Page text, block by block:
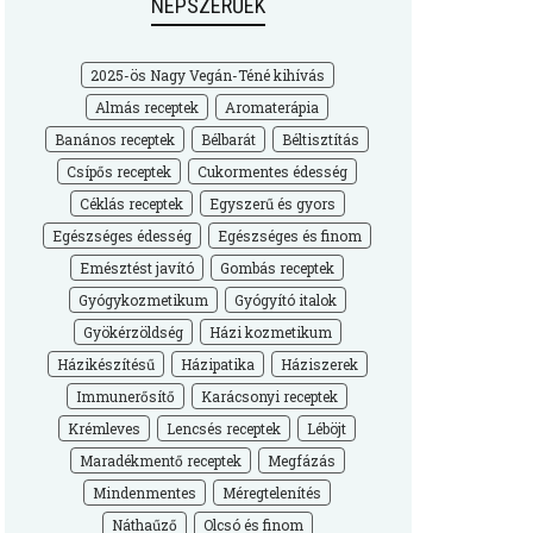
NÉPSZERŰEK
2025-ös Nagy Vegán-Téné kihívás
Almás receptek
Aromaterápia
Banános receptek
Bélbarát
Béltisztítás
Csípős receptek
Cukormentes édesség
Céklás receptek
Egyszerű és gyors
Egészséges édesség
Egészséges és finom
Emésztést javító
Gombás receptek
Gyógykozmetikum
Gyógyító italok
Gyökérzöldség
Házi kozmetikum
Házikészítésű
Házipatika
Háziszerek
Immunerősítő
Karácsonyi receptek
Krémleves
Lencsés receptek
Léböjt
Maradékmentő receptek
Megfázás
Mindenmentes
Méregtelenítés
Náthaűző
Olcsó és finom